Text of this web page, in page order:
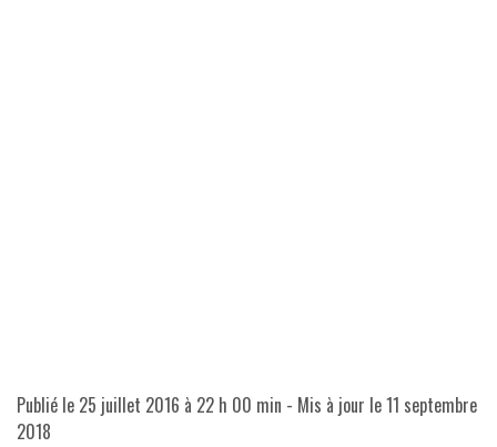
Publié le 25 juillet 2016 à 22 h 00 min - Mis à jour le11 septembre
2018